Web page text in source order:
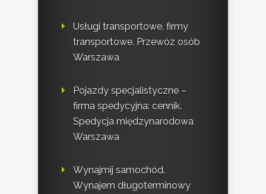
Usługi transportowe, firmy
transportowe. Przewóz osób
Warszawa
Pojazdy specjalistyczne –
firma spedycyjna: cennik.
Spedycja międzynarodowa
Warszawa
Wynajmij samochód.
Wynajem długoterminowy